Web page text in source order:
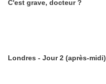
C'est grave, docteur ?
Londres - Jour 2 (après-midi)